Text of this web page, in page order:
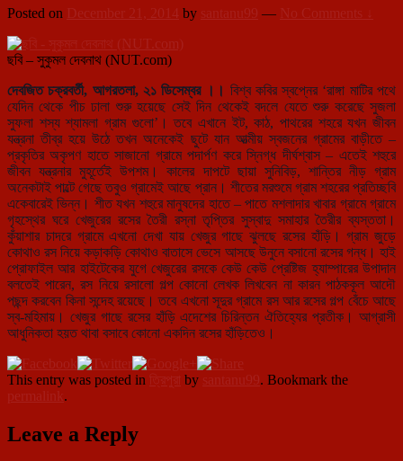
Posted on December 21, 2014 by santanu99 — No Comments ↓
ছবি – সুকুমল দেবনাথ (NUT.com)
দেবজিত চক্রবর্তী, আগরতলা, ২১ ডিসেম্বর ।। বিশ্ব কবির স্বপ্নের ‘রাঙ্গা মাটির পথে
যেদিন থেকে পীচ ঢালা শুরু হয়েছে সেই দিন থেকেই বদলে যেতে শুরু করেছে সুজলা
সুফলা শস্য শ্যামলা গ্রাম গুলো’। তবে এখানে ইট, কাঠ, পাথরের শহরে যখন জীবন
যন্ত্রনা তীব্র হয়ে উঠে তখন অনেকেই ছুটে যান আত্মীয় স্বজনের গ্রামের বাড়ীতে –
প্রকৃতির অকৃপণ হাতে সাজানো গ্রামে পদার্পণ করে স্নিগ্ধ দীর্ঘশ্বাস – এতেই শহুরে
জীবন যন্ত্রনার মুহূর্তেই উপশম। কালের দাপটে ছায়া সুনিবিড়, শান্তির নীড় গ্রাম
অনেকটাই পাল্টে গেছে তবুও গ্রামেই আছে প্রান। শীতের মরশুমে গ্রাম শহরের প্রতিচ্ছবি
একেবারেই ভিন্ন। শীত যখন শহুরে মানুষদের হাতে – পাতে মশলাদার খাবার গ্রামে গ্রামে
গৃহস্থের ঘরে খেজুরের রসের তৈরী রস্না তৃপ্তির সুস্বাদু সমাহার তৈরীর ব্যস্ততা।
কুঁয়াশার চাদরে গ্রামে এখনো দেখা যায় খেজুর গাছে ঝুলছে রসের হাঁড়ি। গ্রাম জুড়ে
কোথাও রস নিয়ে কড়াকড়ি কোথাও বাতাসে ভেসে আসছে উনুনে বসানো রসের গন্ধ। হাই
প্রোফাইল আর হাইটেকের যুগে খেজুরের রসকে কেউ কেউ প্রেষ্টিজ হ্যাম্পারের উপাদান
বলতেই পারেন, রস নিয়ে রসালো গল্প কোনো লেখক লিখবেন না কারন পাঠককূল আদৌ
পছন্দ করবেন কিনা সন্দেহ রয়েছে। তবে এখনো সূদুর গ্রামে রস আর রসের গল্প বেঁচে আছে
স্ব-মহিমায়। খেজুর গাছে রসের হাঁড়ি এদেশের চিরিন্তন ঐতিহ্যের প্রতীক। আগ্রাসী
আধুনিকতা হয়ত থাবা বসাবে কোনো একদিন রসের হাঁড়িতেও।
This entry was posted in ত্রিপুরা by santanu99. Bookmark the
permalink.
Leave a Reply